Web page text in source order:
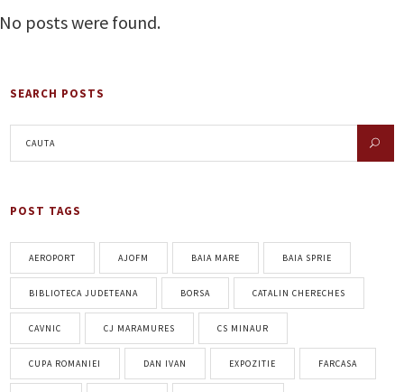
No posts were found.
SEARCH POSTS
POST TAGS
AEROPORT AJOFM BAIA MARE BAIA SPRIE
BIBLIOTECA JUDETEANA BORSA CATALIN CHERECHES
CAVNIC CJ MARAMURES CS MINAUR
CUPA ROMANIEI DAN IVAN EXPOZITIE FARCASA